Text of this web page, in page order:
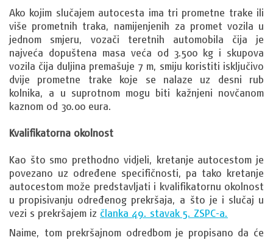
Ako kojim slučajem autocesta ima tri prometne trake ili
više prometnih traka, namijenjenih za promet vozila u
jednom smjeru, vozači teretnih automobila čija je
najveća dopuštena masa veća od 3.500 kg i skupova
vozila čija duljina premašuje 7 m, smiju koristiti isključivo
dvije prometne trake koje se nalaze uz desni rub
kolnika, a u suprotnom mogu biti kažnjeni novčanom
kaznom od 30.00 eura.
Kvalifikatorna okolnost
Kao što smo prethodno vidjeli, kretanje autocestom je
povezano uz određene specifičnosti, pa tako kretanje
autocestom može predstavljati i kvalifikatornu okolnost
u propisivanju određenog prekršaja, a što je i slučaj u
vezi s prekršajem iz članka 49. stavak 5. ZSPC-a.
Naime, tom prekršajnom odredbom je propisano da će